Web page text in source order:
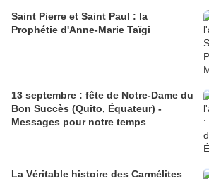
Saint Pierre et Saint Paul : la
Prophétie d'Anne-Marie Taïgi
13 septembre : fête de Notre-Dame du
Bon Succès (Quito, Équateur) -
Messages pour notre temps
La Véritable histoire des Carmélites